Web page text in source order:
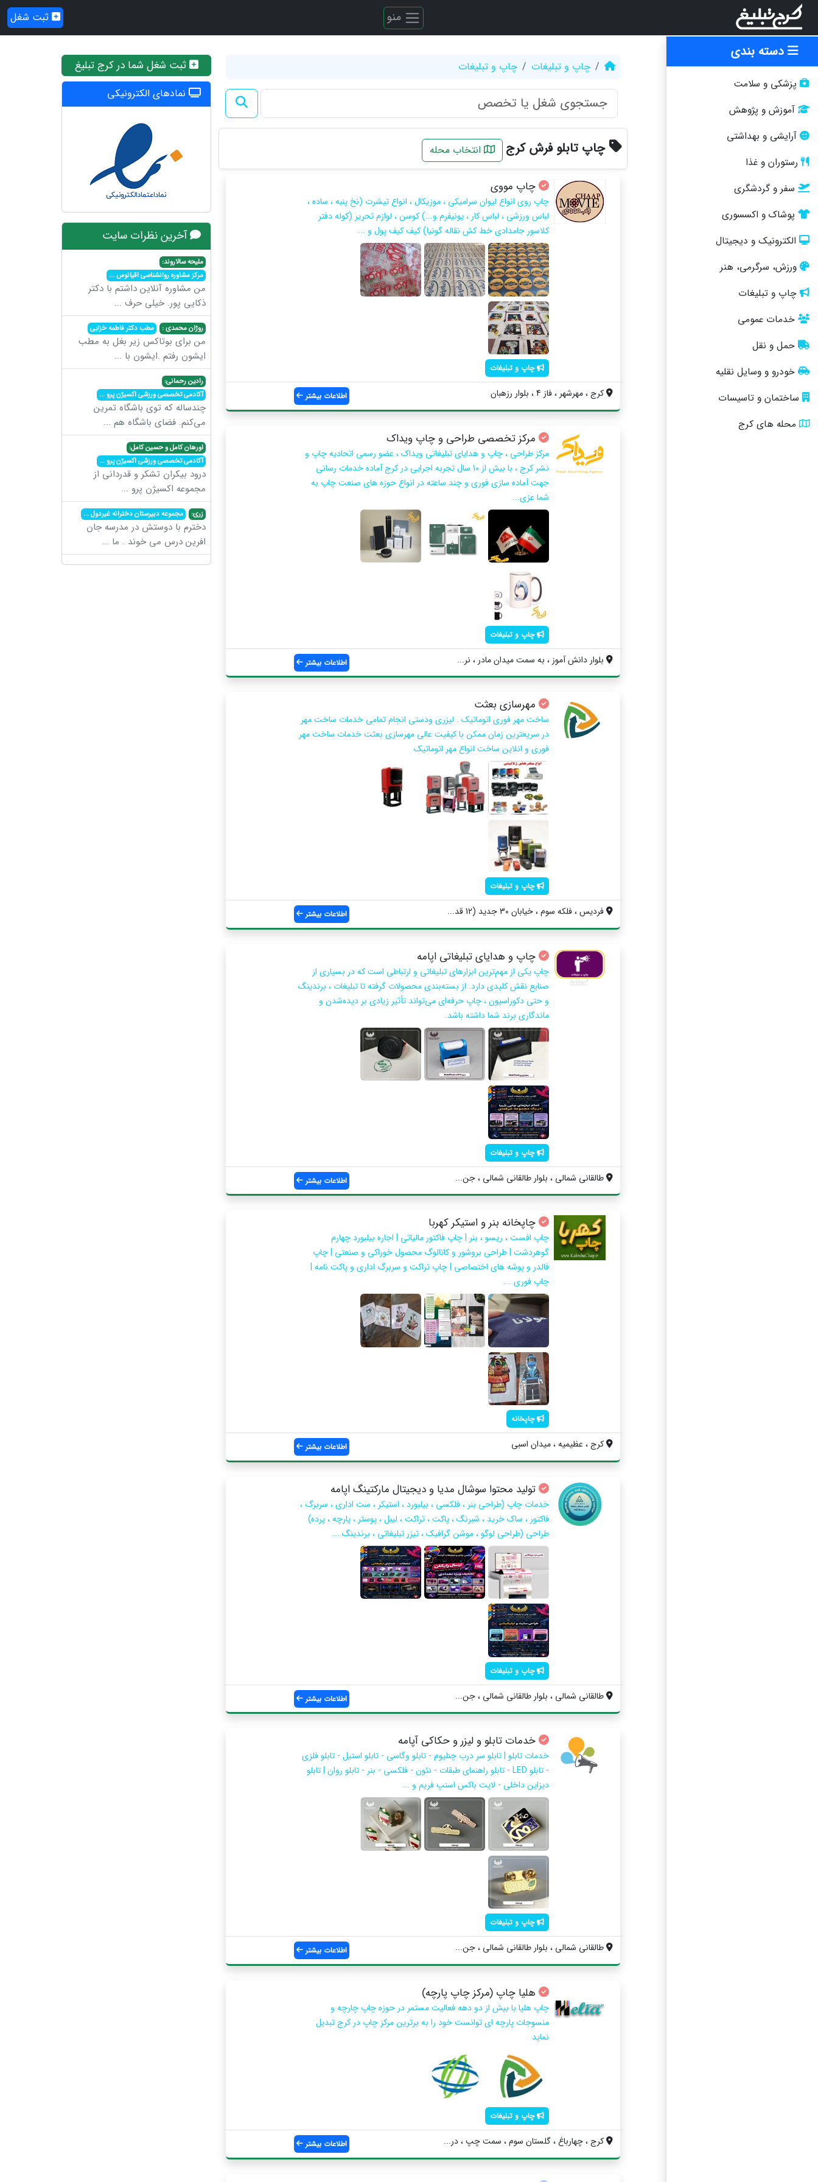
منو ثبت شغل
دسته بندی
پزشکی و سلامت
آموزش و پژوهش
آرایشی و بهداشتی
رستوران و غذا
سفر و گردشگری
پوشاک و اکسسوری
الکترونیک و دیجیتال
ورزش، سرگرمی، هنر
چاپ و تبلیغات
خدمات عمومی
حمل و نقل
خودرو و وسایل نقلیه
ساختمان و تاسیسات
محله های کرج
چاپ و تبلیغات چاپ و تبلیغات
چاپ تابلو فرش کرج انتخاب محله
چاپ مووی
چاپ روی انواع لیوان سرامیکی ، موزیکال ، انواع تیشرت (نخ پنبه ، ساده ،
لباس ورزشی ، لباس کار ، یونیفرم و...) کوسن ، لوازم تحریر (کوله دفتر
کلاسور جامدادی خط کش نقاله گونیا) کیف کیف پول و ...
چاپ و تبلیغات
کرج ، مهرشهر ، فاز 4 ، بلوار رزهبان اطلاعات بیشتر
مرکز تخصصی طراحی و چاپ ویداک
مرکز طراحی ، چاپ و هدایای تبلیغاتی ویداک ، عضو رسمی اتحادیه چاپ و
نشر کرج ، با بیش از 10 سال تجربه اجرایی در کرج آماده خدمات رسانی
جهت آماده سازی فوری و چند ساعته در انواع حوزه های صنعت چاپ به
شما عزی...
چاپ و تبلیغات
بلوار دانش آموز ، به سمت میدان مادر ، نر... اطلاعات بیشتر
مهرسازی بعثت
ساخت مهر فوری اتوماتیک . لیزری ودستی انجام تمامی خدمات ساخت مهر
در سریعترین زمان ممکن با کیفیت عالی مهرسازی بعثت خدمات ساخت مهر
فوری و انلاین ساخت انواع مهر اتوماتیک
چاپ و تبلیغات
فردیس ، فلکه سوم ، خیابان 30 جدید (12 قد... اطلاعات بیشتر
چاپ و هدایای تبلیغاتی اپامه
چاپ یکی از مهم‌ترین ابزارهای تبلیغاتی و ارتباطی است که در بسیاری از
صنایع نقش کلیدی دارد. از بسته‌بندی محصولات گرفته تا تبلیغات ، برندینگ
و حتی دکوراسیون ، چاپ حرفه‌ای می‌تواند تأثیر زیادی بر دیده‌شدن و
ماندگاری برند شما داشته باشد.
چاپ و تبلیغات
طالقانی شمالی ، بلوار طالقانی شمالی ، جن... اطلاعات بیشتر
چاپخانه بنر و استیکر کهربا
چاپ افست ، ریسو ، بنر | چاپ فاکتور مالیاتی | اجاره بیلبورد چهارم
گوهردشت | طراحی بروشور و کاتالوگ محصول خوراکی و صنعتی | چاپ
فالدر و پوشه های اختصاصی | چاپ تراکت و سربرگ اداری و پاکت نامه |
چاپ فوری ...
چاپخانه
کرج ، عظیمیه ، میدان اسبی اطلاعات بیشتر
تولید محتوا سوشال مدیا و دیجیتال مارکتینگ اپامه
خدمات چاپ (طراحی بنر ، فلکسی ، بیلبورد ، استیکر ، ست اداری ، سربرگ ،
فاکتور ، ساک خرید ، شبرنگ ، پاکت ، تراکت ، لیبل ، پوستر ، پارچه ، پرده)
طراحی (طراحی لوگو ، موشن گرافیک ، تیزر تبلیغاتی ، برندینگ ...
چاپ و تبلیغات
طالقانی شمالی ، بلوار طالقانی شمالی ، جن... اطلاعات بیشتر
خدمات تابلو و لیزر و حکاکی آپامه
خدمات تابلو | تابلو سر درب چنلیوم - تابلو وگاسی - تابلو استیل - تابلو فلزی
- تابلو LED - تابلو راهنمای طبقات - نئون - فلکسی - بنر - تابلو روان | تابلو
دیزاین داخلی - لایت باکس اسنپ فریم و ...
چاپ و تبلیغات
طالقانی شمالی ، بلوار طالقانی شمالی ، جن... اطلاعات بیشتر
هلیا چاپ (مرکز چاپ پارچه)
چاپ هلیا با بیش از دو دهه فعالیت مستمر در حوزه چاپ چارچه و
منسوجات پارچه ای توانست خود را به برترین مرکز چاپ در کرج تبدیل
نماید
چاپ و تبلیغات
کرج ، چهارباغ ، گلستان سوم ، سمت چپ ، در... اطلاعات بیشتر
ثبت شغل شما در کرج تبلیغ
نمادهای الکترونیکی
آخرین نظرات سایت
ملیحه سالاروند:
مرکز مشاوره روانشناسی اقیانوس...
من مشاوره آنلاین داشتم با دکتر
ذکایی پور. خیلی حرف ...
روژان محمدی : مطب دکتر فاطمه خزایی
من برای بوتاکس زیر بغل به مطب
ایشون رفتم .ایشون با ...
رادین رحمانی:
آکادمی تخصصی ورزشی اکسیژن پرو...
چندساله که توی باشگاه تمرین
می‌کنم. فضای باشگاه هم ...
اورهان کامل و حسین کامل:
آکادمی تخصصی ورزشی اکسیژن پرو...
درود بیکران تشکر و قدردانی از
مجموعه اکسیژن پرو ...
زری: مجموعه دبیرستان دخترانه غیردول...
دخترم با دوستش در مدرسه جان
افرین درس می خوند . ما ...